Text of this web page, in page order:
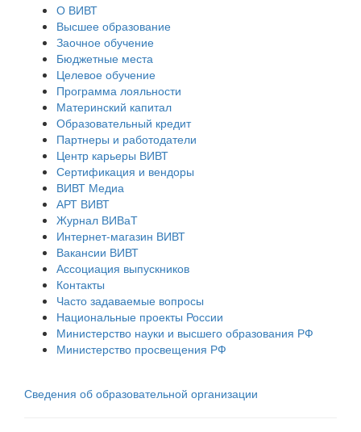
О ВИВТ
Высшее образование
Заочное обучение
Бюджетные места
Целевое обучение
Программа лояльности
Материнский капитал
Образовательный кредит
Партнеры и работодатели
Центр карьеры ВИВТ
Сертификация и вендоры
ВИВТ Медиа
АРТ ВИВТ
Журнал ВИВаТ
Интернет-магазин ВИВТ
Вакансии ВИВТ
Ассоциация выпускников
Контакты
Часто задаваемые вопросы
Национальные проекты России
Министерство науки и высшего образования РФ
Министерство просвещения РФ
Сведения об образовательной организации